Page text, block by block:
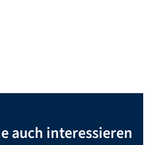
auch interessieren